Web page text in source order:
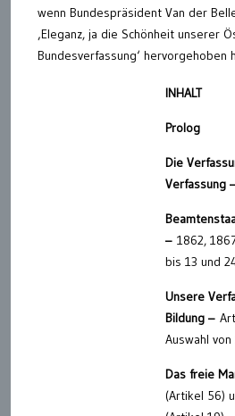
wenn Bundespräsident Van der
‚Eleganz, ja die Schönheit unserer
Bundesverfassung‘ hervorgehoben
INHALT
Prolog
Die
Verfassung
– 1862,
bis 13 und
Unsere
Bildung –
Auswahl
Das freie
(Artikel 56)